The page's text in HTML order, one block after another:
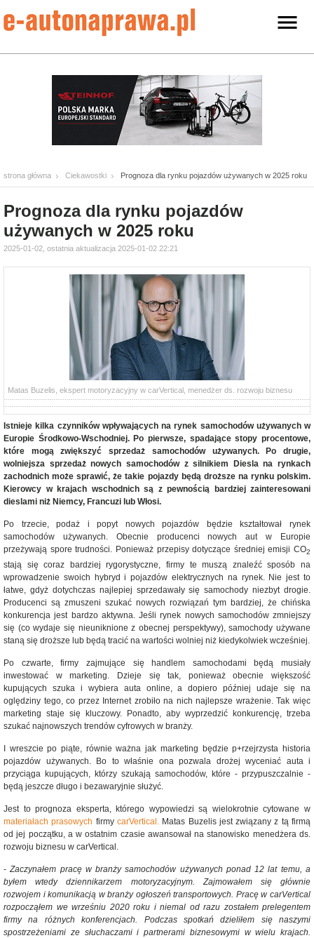
strona główna Ciekawostki Prognoza dla rynku pojazdów używanych w 2025 roku
Prognoza dla rynku pojazdów
używanych w 2025 roku
2025-01-02, ostatnia aktualizacja 2025-01-02 22:21
Matas Buzelis, ekspert motoryzacyjny w carVertical, menedżer ds. rozwoju biznesu
Istnieje kilka czynników wpływających na rynek samochodów używanych w
Europie Środkowo-Wschodniej. Po pierwsze, spadające stopy procentowe,
które mogą zwiększyć sprzedaż samochodów używanych. Po drugie,
wolniejsza sprzedaż nowych samochodów z silnikiem Diesla na rynkach
zachodnich może sprawić, że takie pojazdy będą droższe na rynku polskim.
Kierowcy w krajach wschodnich są z pewnością bardziej zainteresowani
dieslami niż Niemcy, Francuzi lub Włosi.
Po trzecie, podaż i popyt nowych pojazdów będzie kształtował rynek
samochodów używanych. Obecnie producenci nowych aut w Europie
przeżywają spore trudności. Ponieważ przepisy dotyczące średniej emisji CO2
stają się coraz bardziej rygorystyczne, firmy te muszą znaleźć sposób na
wprowadzenie swoich hybryd i pojazdów elektrycznych na rynek. Nie jest to
łatwe, gdyż dotychczas najlepiej sprzedawały się samochody niezbyt drogie.
Producenci są zmuszeni szukać nowych rozwiązań tym bardziej, że chińska
konkurencja jest bardzo aktywna. Jeśli rynek nowych samochodów zmniejszy
się (co wydaje się nieuniknione z obecnej perspektywy), samochody używane
staną się droższe lub będą tracić na wartości wolniej niż kiedykolwiek wcześniej.
Po czwarte, firmy zajmujące się handlem samochodami będą musiały
inwestować w marketing. Dzieje się tak, ponieważ obecnie większość
kupujących szuka i wybiera auta online, a dopiero później udaje się na
oględziny tego, co przez Internet zrobiło na nich najlepsze wrażenie. Tak więc
marketing staje się kluczowy. Ponadto, aby wyprzedzić konkurencję, trzeba
szukać najnowszych trendów cyfrowych w branży.
I wreszcie po piąte, równie ważna jak marketing będzie p+rzejrzysta historia
pojazdów używanych. Bo to właśnie ona pozwala drożej wyceniać auta i
przyciąga kupujących, którzy szukają samochodów, które - przypuszczalnie -
będą jeszcze długo i bezawaryjnie służyć.
Jest to prognoza eksperta, którego wypowiedzi są wielokrotnie cytowane w
materiałach prasowych firmy carVertical.Matas Buzelis jest związany z tą firmą
od jej początku, a w ostatnim czasie awansował na stanowisko menedżera ds.
rozwoju biznesu w carVertical.
-Zaczynałem pracę w branży samochodów używanych ponad 12 lat temu, a
byłem wtedy dziennikarzem motoryzacyjnym. Zajmowałem się głównie
rozwojem i komunikacją w branży ogłoszeń transportowych. Pracę w carVertical
rozpocząłem we wrześniu 2020 roku i niemal od razu zostałem prelegentem
firmy na różnych konferencjach. Podczas spotkań dzieliłem się naszymi
spostrzeżeniami ze słuchaczami i partnerami biznesowymi w wielu krajach.